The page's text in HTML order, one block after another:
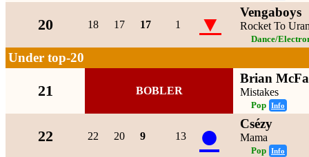
20 18 17 17 1 ▼ Vengaboys
Rocket To
Dance/
Under top-20
21 BOBLER
Brian
Mistakes
Pop Info
22 22 20 9 13 ● Csézy
Mama
Pop Info